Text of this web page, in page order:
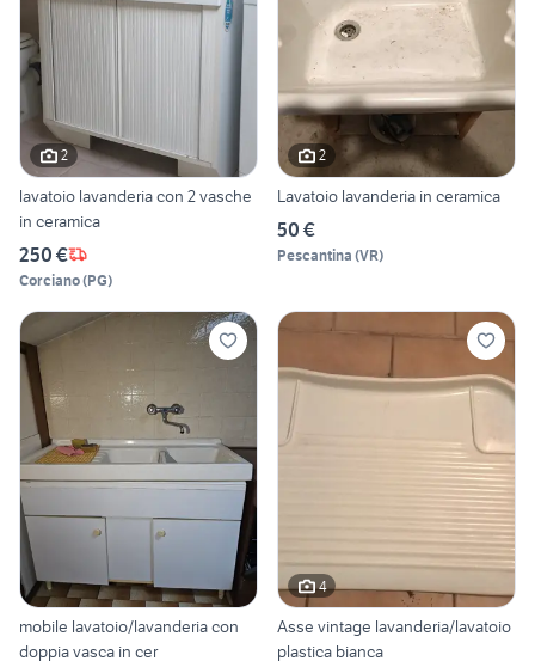
2
lavatoio lavanderia con 2 vasche
in ceramica
250 €
Corciano(PG)
2
Lavatoio lavanderia in ceramica
50 €
Pescantina (VR)
mobile lavatoio/lavanderia con
doppia vasca in cer
4
Asse vintage lavanderia/lavatoio
plastica bianca